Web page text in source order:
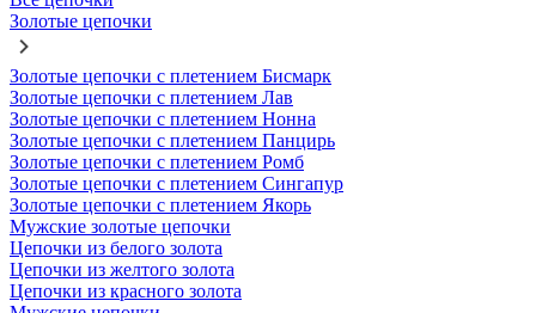
Золотые цепочки
Золотые цепочки с плетением Бисмарк
Золотые цепочки с плетением Лав
Золотые цепочки с плетением Нонна
Золотые цепочки с плетением Панцирь
Золотые цепочки с плетением Ромб
Золотые цепочки с плетением Сингапур
Золотые цепочки с плетением Якорь
Мужские золотые цепочки
Цепочки из белого золота
Цепочки из желтого золота
Цепочки из красного золота